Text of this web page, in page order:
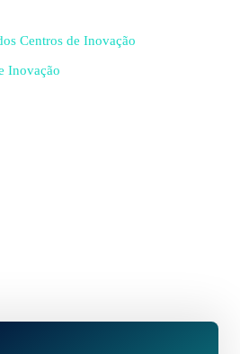
Centros de Inovação
Inovação